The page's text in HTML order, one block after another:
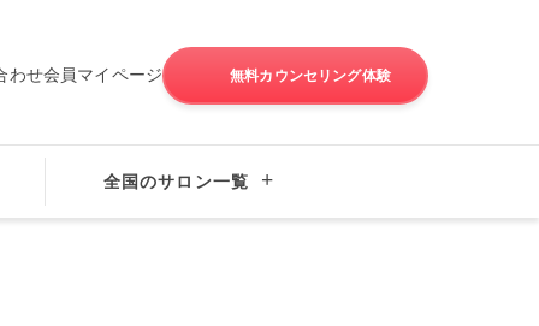
わせ会員マイページ 無料カウンセリング体験
全国のサロン一覧